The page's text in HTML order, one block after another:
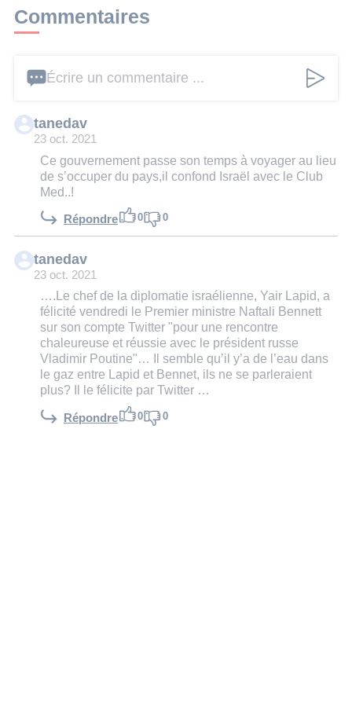
Commentaires
Écrire un commentaire ...
tanedav
23 oct. 2021
Ce gouvernement passe son temps à voyager au lieu
de s’occuper du pays,il confond Israël avec le Club
Med..!
Répondre 0 0
tanedav
23 oct. 2021
….Le chef de la diplomatie israélienne, Yair Lapid, a
félicité vendredi le Premier ministre Naftali Bennett
sur son compte Twitter "pour une rencontre
chaleureuse et réussie avec le président russe
Vladimir Poutine"… Il semble qu’il y’a de l’eau dans
le gaz entre Lapid et Bennet, ils ne se parleraient
plus? Il le félicite par Twitter …
Répondre 0 0